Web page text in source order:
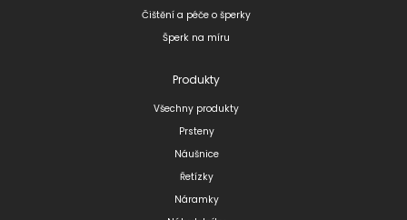
Čištění a péče o šperky
Šperk na míru
Produkty
Všechny produkty
Prsteny
Náušnice
Řetízky
Náramky